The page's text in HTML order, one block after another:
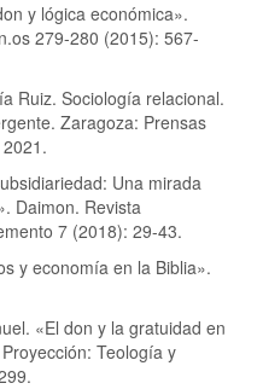
y lógica económica».
279-280 (2015): 567-
Ruiz. Sociología relacional.
Zaragoza: Prensas
Una mirada
Daimon. Revista
7 (2018): 29-43.
y economía en la Biblia».
«El don y la gratuidad en
Teología y